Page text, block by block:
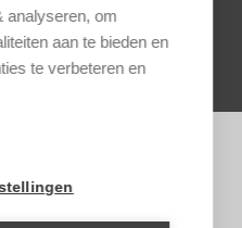
analyseren, om
aan te bieden en
te verbeteren en